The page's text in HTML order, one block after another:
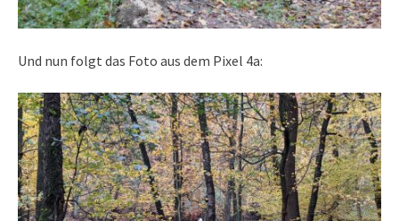
Und nun folgt das Foto aus dem Pixel 4a: